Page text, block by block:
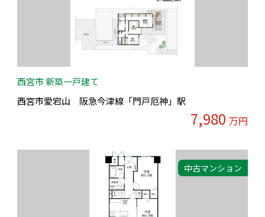
西宮市 新築一戸建て
西宮市愛宕山 阪急今津線「門戸厄神」駅
7,980 万円
中古マンション